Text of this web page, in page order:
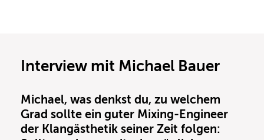
Interview mit Michael Bauer
Michael, was denkst du, zu welchem
Grad sollte ein guter Mixing-Engineer
der Klangästhetik seiner Zeit folgen: